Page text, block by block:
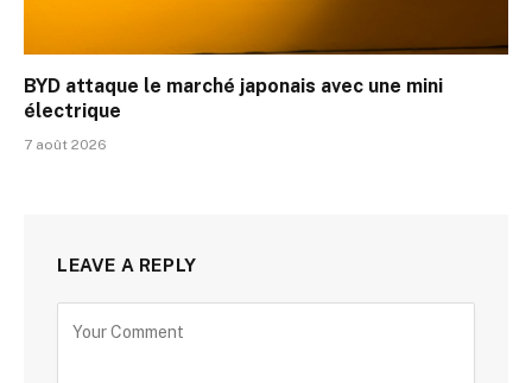
BYD attaque le marché japonais avec une mini
électrique
7 août 2026
LEAVE A REPLY